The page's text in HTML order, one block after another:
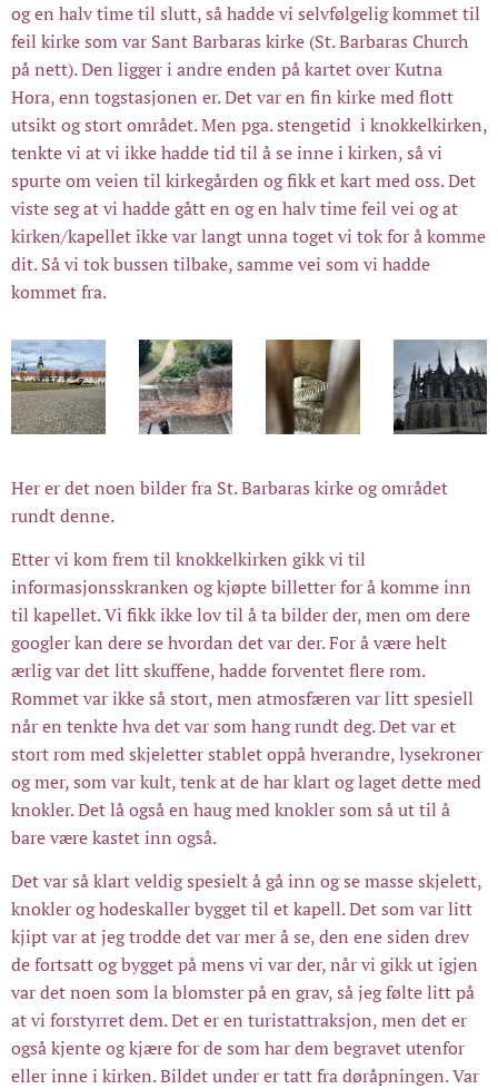
og en halv time til slutt, så hadde vi selvfølgelig kommet til
feil kirke som var Sant Barbaras kirke (St. Barbaras Church
på nett). Den ligger i andre enden på kartet over Kutna
Hora, enn togstasjonen er. Det var en fin kirke med flott
utsikt og stort området. Men pga. stengetid i knokkelkirken,
tenkte vi at vi ikke hadde tid til å se inne i kirken, så vi
spurte om veien til kirkegården og fikk et kart med oss. Det
viste seg at vi hadde gått en og en halv time feil vei og at
kirken/kapellet ikke var langt unna toget vi tok for å komme
dit. Så vi tok bussen tilbake, samme vei som vi hadde
kommet fra.
Her er det noen bilder fra St. Barbaras kirke og området
rundt denne.
Etter vi kom frem til knokkelkirken gikk vi til
informasjonsskranken og kjøpte billetter for å komme inn
til kapellet. Vi fikk ikke lov til å ta bilder der, men om dere
googler kan dere se hvordan det var der. For å være helt
ærlig var det litt skuffene, hadde forventet flere rom.
Rommet var ikke så stort, men atmosfæren var litt spesiell
når en tenkte hva det var som hang rundt deg. Det var et
stort rom med skjeletter stablet oppå hverandre, lysekroner
og mer, som var kult, tenk at de har klart og laget dette med
knokler. Det lå også en haug med knokler som så ut til å
bare være kastet inn også.
Det var så klart veldig spesielt å gå inn og se masse skjelett,
knokler og hodeskaller bygget til et kapell. Det som var litt
kjipt var at jeg trodde det var mer å se, den ene siden drev
de fortsatt og bygget på mens vi var der, når vi gikk ut igjen
var det noen som la blomster på en grav, så jeg følte litt på
at vi forstyrret dem. Det er en turistattraksjon, men det er
også kjente og kjære for de som har dem begravet utenfor
eller inne i kirken. Bildet under er tatt fra døråpningen. Var